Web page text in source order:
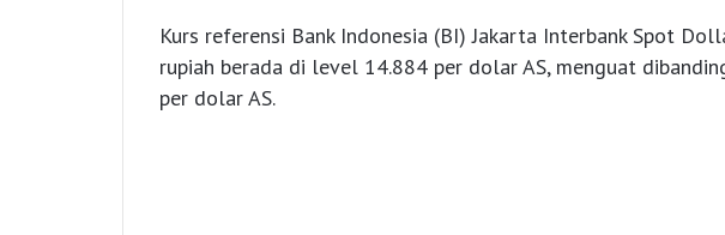
Kurs referensi Bank Indonesia (BI) Jakarta Interbank Spot
rupiah berada di level 14.884 per dolar AS, menguat
per dolar AS.